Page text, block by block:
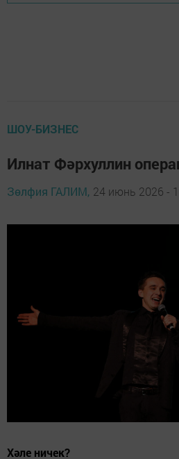
ШОУ-БИЗНЕС
Илнат Фәрхуллин
Зөлфия ГАЛИМ, 24 июнь 2026 -
Хәле ничек?